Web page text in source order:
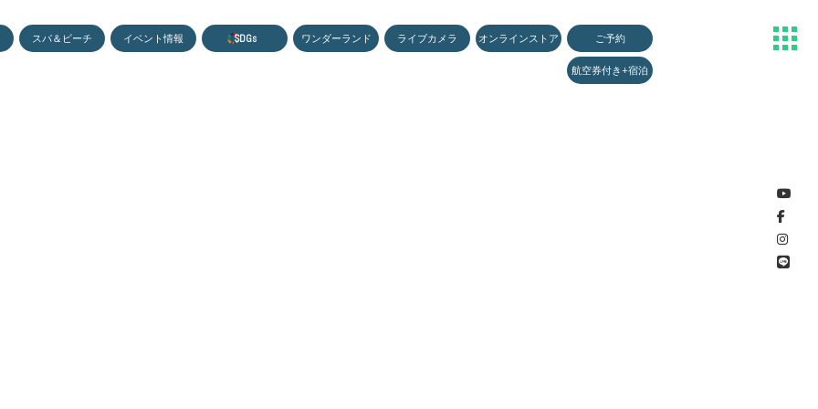
スパ＆ビーチ イベント情報 SDGs ワンダーランド ライブカメラ オンラインストア ご予約
航空券付き+宿泊
MENU